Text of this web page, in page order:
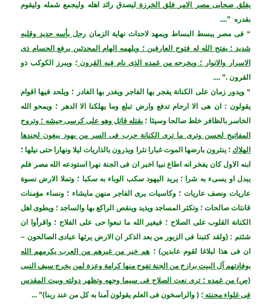
يفلق صحابى مصر الامر فلق الخرزة ليصدق رائد اهله وليجمع شمله وليقوم
بقدره ”....
“ فى مصر يبسط البساط ويمهد لاحداث نهاية الزمانرجل بأسه حديد وقلبه
شديد ؛ يفتح الله له فتوح العارفين ؛ ويلهمه الهام المحدثين يرفع الحسام ذى
الاسرار والانوار ؛ ويخرجه من غمده الذى نام فيه القرون؛ ويبرز الكوكب ذو
القرون .” ....
“ ويدور زمان على الكنانة يفجر بها الفاجر ويغدر بها الغادر ؛ ويلحد فيها اقوام
يقولون : ان هى الا ارحام تدفع وارض تبلع وما يهلكنا الا الدهر ؛ ويمحو الله
الخاسر بالظافر خلط صالحا وسيئا ؛ يقتله قاتل وهو على كرسى جيشه ؛ وتروح
المفاتيح لحسن وترى ما ترى الكنانة حرب فى السر من يهود يبغون لجندها
الهلاك ؛ ينثرون بارضها الموت غبارا نثرا ويذرون بالذاريات ليلا ونهارا حتى نيلها ؛
ابنه الاول كان يفخر انه اطاع نبيا اخبر ان فى الجنة نهرا استودعه الله مصر فلم
يبدل او يسىء به شرا ؛ يريد اليهود سكب الوباء به سكبا ؛ وتملا الارض نسوة
عاريات ونصف عاريات ؛ وكاسيات يرى الفاجر منهن مايشاء ؛ ونساء مؤمنات
قانتات صالحات ؛ وتكثر المساجد ويذيد وينقص الراكع بها والساجد ؛ ويطوى اهل
الكنانة القلوب على الصلاح ؛ فيغير الله ما تبعوا حى على الفلاح ؛ واقرأوا ان
شئتم : (ولقد كتبنا فى الزبور من بعد الذكر ان الارض يرثها عبادى الصالحون –
ان فى هذا لبلاغا لقوم عابدين) ؛ هم خير من غيرهم من العرب يكرمهم الله
بوفادتهم آل البيت برازخ من الجنة تفوح منها كرامة وعزة لمن يخرج سيف النبى
(ص) من غمده ؛ ترى نعت الصلاح فى سيما وجهه وتظهر دولته وبيت المقدس
فى غلواء محنته ؛ ( والراسخون فى العلم يقولون آمنا به كل من عند ربنا)” ...